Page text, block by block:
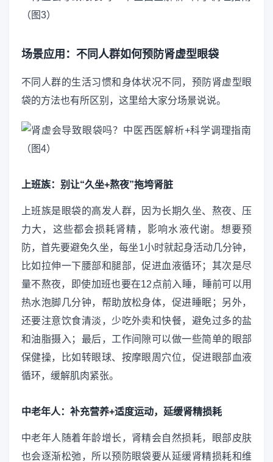
场景应用：不同人群如何预防肾虚型眼袋
不同人群的生活习惯和身体状况不同，预防肾虚型眼
袋的方法也有所区别，这里给大家分场景说说。
上班族：别让“久坐+熬夜”拖垮肾脏
上班族是眼袋的高发人群，因为长期久坐、熬夜、压
力大，这些都会损耗肾精，影响水液代谢。想要预
防，首先要避免久坐，每坐1小时就起身活动几分钟，
比如拉伸一下腰部和腿部，促进血液循环；其次是尽
量不熬夜，即使加班也要在12点前入睡，睡前可以用
热水泡脚几分钟，帮助放松身体，促进睡眠；另外，
还要注意饮食清淡，少吃外卖和快餐，避免过多的盐
和油脂摄入；最后，工作间隙可以做一些简单的眼部
保健操，比如转眼球、按摩眼周穴位，促进眼部血液
循环，缓解肌肉紧张。
中老年人：补充营养+适度运动，延缓肾精损耗
中老年人随着年龄增长，肾精会自然损耗，眼部皮肤
也会逐渐松弛，所以预防眼袋要从延缓肾精损耗和维